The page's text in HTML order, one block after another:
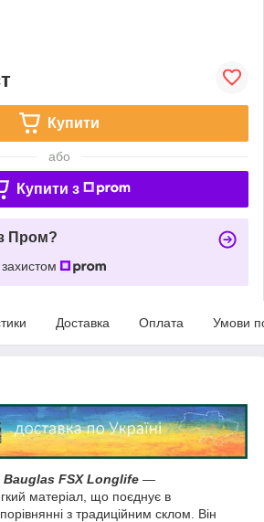
Купити
або
Купити з
Пром?
Доставка Оплата Умови
Bauglas FSX Longlife —
матеріал, що поєднує в
з традиційним склом. Він